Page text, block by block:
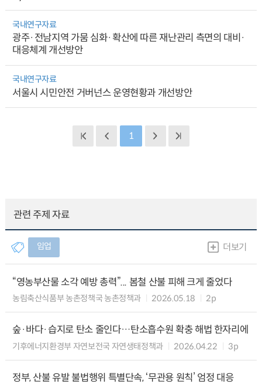
국내연구자료
광주·전남지역 가뭄 심화·확산에 따른 재난관리 측면의 대비·
대응체계 개선방안
국내연구자료
서울시 시민안전 거버넌스 운영현황과 개선방안
1
관련 주제 자료
임업 더보기
“영농부산물 소각 예방 총력”... 봄철 산불 피해 크게 줄었다
농림축산식품부 농촌정책국 농촌정책과 2026.05.18 2p
숲·바다·습지로 탄소 줄인다…탄소흡수원 확충 해법 한자리에
기후에너지환경부 자연보전국 자연생태정책과 2026.04.22 3p
정부, 산불 유발 불법행위 특별단속, ‘무관용 원칙’ 엄정 대응